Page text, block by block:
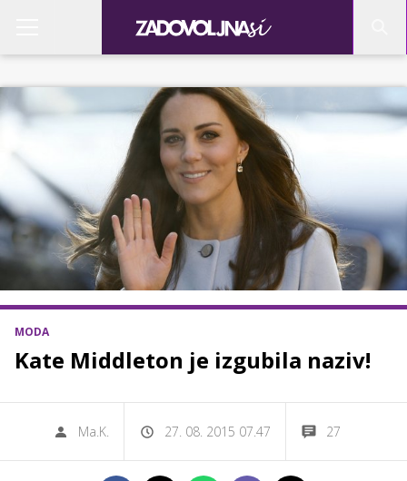
MODA
Kate Middleton je izgubila naziv!
Ma.K. 27. 08. 2015 07.47 27